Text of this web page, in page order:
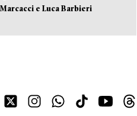
e Luca Barbieri